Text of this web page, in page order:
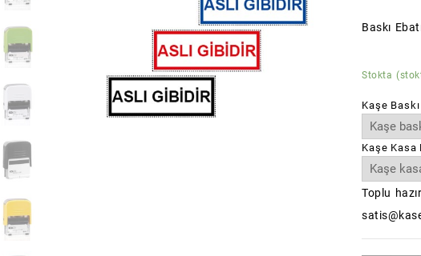
Baskı
Stokta
Kaşe
Kaşe Kasa
Toplu